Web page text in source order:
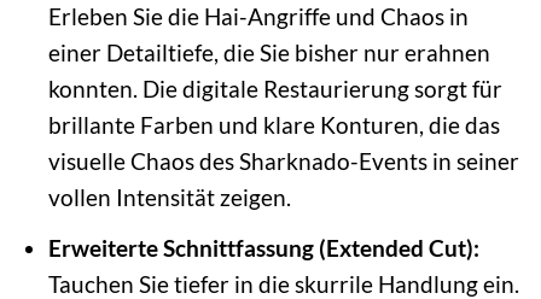
Erleben Sie die Hai-Angriffe und Chaos in
einer Detailtiefe, die Sie bisher nur erahnen
konnten. Die digitale Restaurierung sorgt für
brillante Farben und klare Konturen, die das
visuelle Chaos des Sharknado-Events in seiner
vollen Intensität zeigen.
Erweiterte Schnittfassung (Extended Cut):
Tauchen Sie tiefer in die skurrile Handlung ein.